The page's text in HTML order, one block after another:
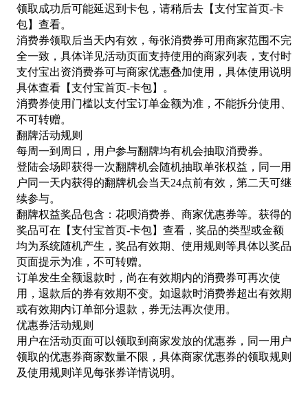
领取成功后可能延迟到卡包，请稍后去【支付宝首页-卡
包】查看。
消费券领取后当天内有效，每张消费券可用商家范围不完
全一致，具体详见活动页面支持使用的商家列表，支付时
支付宝出资消费券可与商家优惠叠加使用，具体使用说明
具体查看【支付宝首页-卡包】。
消费券使用门槛以支付宝订单金额为准，不能拆分使用、
不可转赠。
翻牌活动规则
每周一到周日，用户参与翻牌均有机会抽取消费券。
登陆会场即获得一次翻牌机会随机抽取单张权益，同一用
户同一天内获得的翻牌机会当天24点前有效，第二天可继
续参与。
翻牌权益奖品包含：花呗消费券、商家优惠券等。获得的
奖品可在【支付宝首页-卡包】查看，奖品的类型或金额
均为系统随机产生，奖品有效期、使用规则等具体以奖品
页面提示为准，不可转赠。
订单发生全额退款时，尚在有效期内的消费券可再次使
用，退款后的券有效期不变。如退款时消费券超出有效期
或有效期内订单部分退款，券无法再次使用。
优惠券活动规则
用户在活动页面可以领取到商家发放的优惠券，同一用户
领取的优惠券商家数量不限，具体商家优惠券的领取规则
及使用规则详见每张券详情说明。